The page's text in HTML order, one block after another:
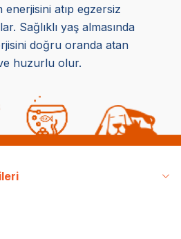
atıp egzersiz
Sağlıklı yaş almasında
doğru oranda atan
huzurlu olur.